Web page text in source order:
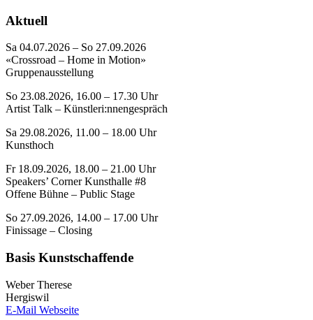
Aktuell
Sa 04.07.2026 – So 27.09.2026
«Crossroad – Home in Motion»
Gruppenausstellung
So 23.08.2026, 16.00 – 17.30 Uhr
Artist Talk – Künstleri:nnengespräch
Sa 29.08.2026, 11.00 – 18.00 Uhr
Kunsthoch
Fr 18.09.2026, 18.00 – 21.00 Uhr
Speakers’ Corner Kunsthalle #8
Offene Bühne – Public Stage
So 27.09.2026, 14.00 – 17.00 Uhr
Finissage – Closing
Basis Kunstschaffende
Weber Therese
Hergiswil
E-Mail Webseite